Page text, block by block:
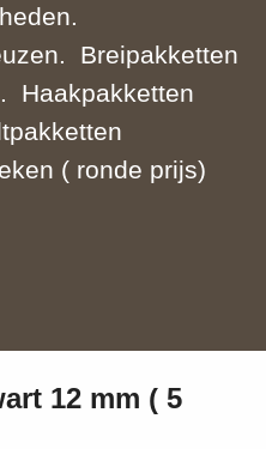
Breipakketten
Haakpakketten
( ronde prijs)
12 mm ( 5